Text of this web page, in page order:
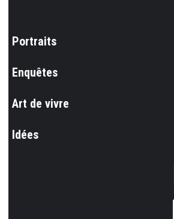
Portraits
Enquêtes
Art de vivre
Idées